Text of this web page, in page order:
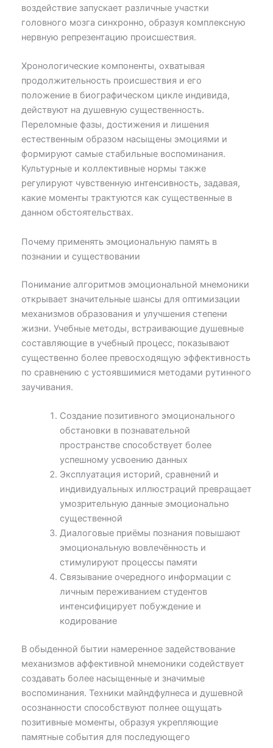
воздействие запускает различные участки
головного мозга синхронно, образуя комплексную
нервную репрезентацию происшествия.
Хронологические компоненты, охватывая
продолжительность происшествия и его
положение в биографическом цикле индивида,
действуют на душевную существенность.
Переломные фазы, достижения и лишения
естественным образом насыщены эмоциями и
формируют самые стабильные воспоминания.
Культурные и коллективные нормы также
регулируют чувственную интенсивность, задавая,
какие моменты трактуются как существенные в
данном обстоятельствах.
Почему применять эмоциональную память в
познании и существовании
Понимание алгоритмов эмоциональной мнемоники
открывает значительные шансы для оптимизации
механизмов образования и улучшения степени
жизни. Учебные методы, встраивающие душевные
составляющие в учебный процесс, показывают
существенно более превосходящую эффективность
по сравнению с устоявшимися методами рутинного
заучивания.
Создание позитивного эмоционального
обстановки в познавательной
пространстве способствует более
успешному усвоению данных
Эксплуатация историй, сравнений и
индивидуальных иллюстраций превращает
умозрительную данные эмоционально
существенной
Диалоговые приёмы познания повышают
эмоциональную вовлечённость и
стимулируют процессы памяти
Связывание очередного информации с
личным переживанием студентов
интенсифицирует побуждение и
кодирование
В обыденной бытии намеренное задействование
механизмов аффективной мнемоники содействует
создавать более насыщенные и значимые
воспоминания. Техники майндфулнеса и душевной
осознанности способствуют полнее ощущать
позитивные моменты, образуя укрепляющие
памятные события для последующего